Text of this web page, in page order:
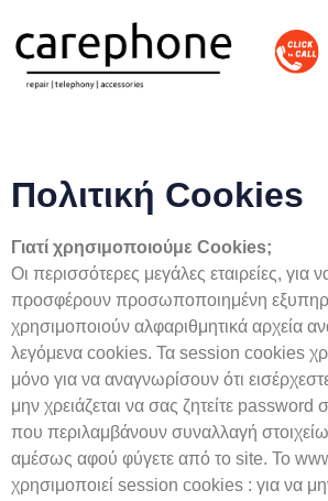
Πολιτική Cookies
Γιατί χρησιμοποιούμε Cookies;
Οι περισσότερες μεγάλες εταιρείες, για
προσφέρουν προσωποποιημένη
χρησιμοποιούν αλφαριθμητικά αρχεία
λεγόμενα cookies. Τα session cookies
μόνο για να αναγνωρίσουν ότι
μην χρειάζεται να σας ζητείτε password
που περιλαμβάνουν συναλλαγή
αμέσως αφού φύγετε από το site. Το
χρησιμοποιεί session cookies : για να